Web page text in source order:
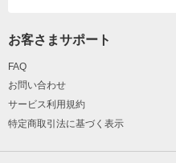
お客さまサポート
FAQ
お問い合わせ
サービス利用規約
特定商取引法に基づく表示